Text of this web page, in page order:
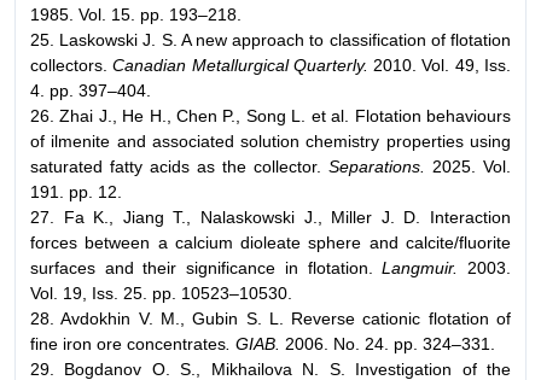
1985. Vol. 15. pp. 193–218.
25. Laskowski J. S. A new approach to classification of flotation
collectors. Canadian Metallurgical Quarterly. 2010. Vol. 49, Iss.
4. pp. 397–404.
26. Zhai J., He H., Chen P., Song L. et al. Flotation behaviours
of ilmenite and associated solution chemistry properties using
saturated fatty acids as the collector. Separations.
2025. Vol.
191. pp. 12.
27. Fa K., Jiang T., Nalaskowski J., Miller J. D. Interaction
forces between a calcium dioleate sphere and calcite/fluorite
surfaces and their significance in flotation.
Langmuir.
2003.
Vol. 19, Iss. 25. pp. 10523–10530.
28. Avdokhin V. M., Gubin S. L. Reverse cationic flotation of
fine iron ore concentrates . GIAB. 2006. No. 24. pp. 324–331.
29. Bogdanov O. S., Mikhailova N. S. Investigation of the